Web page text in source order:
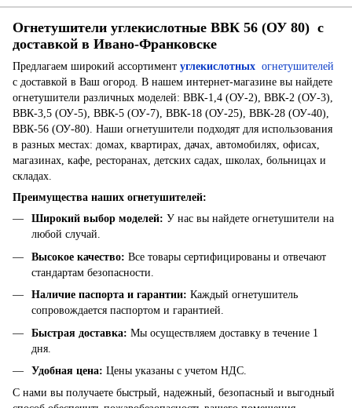
Огнетушители углекислотные ВВК 56 (ОУ 80) с
доставкой в ​​Ивано-Франковске
Предлагаем широкий ассортимент углекислотных огнетушителей
с доставкой в ​​Ваш огород. В нашем интернет-магазине вы найдете
огнетушители различных моделей: ВВК-1,4 (ОУ-2), ВВК-2 (ОУ-3),
ВВК-3,5 (ОУ-5), ВВК-5 (ОУ-7), ВВК-18 (ОУ-25), ВВК-28 (ОУ-40),
ВВК-56 (ОУ-80). Наши огнетушители подходят для использования
в разных местах: домах, квартирах, дачах, автомобилях, офисах,
магазинах, кафе, ресторанах, детских садах, школах, больницах и
складах.
Преимущества наших огнетушителей:
Широкий выбор моделей: У нас вы найдете огнетушители на
любой случай.
Высокое качество: Все товары сертифицированы и отвечают
стандартам безопасности.
Наличие паспорта и гарантии: Каждый огнетушитель
сопровождается паспортом и гарантией.
Быстрая доставка: Мы осуществляем доставку в течение 1
дня.
Удобная цена: Цены указаны с учетом НДС.
С нами вы получаете быстрый, надежный, безопасный и выгодный